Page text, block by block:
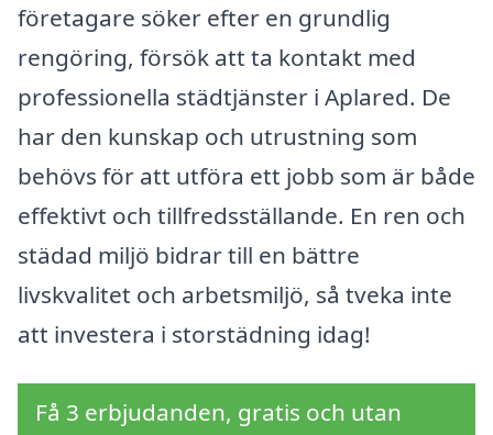
företagare söker efter en grundlig
rengöring, försök att ta kontakt med
professionella städtjänster i Aplared. De
har den kunskap och utrustning som
behövs för att utföra ett jobb som är både
effektivt och tillfredsställande. En ren och
städad miljö bidrar till en bättre
livskvalitet och arbetsmiljö, så tveka inte
att investera i storstädning idag!
Få 3 erbjudanden, gratis och utan